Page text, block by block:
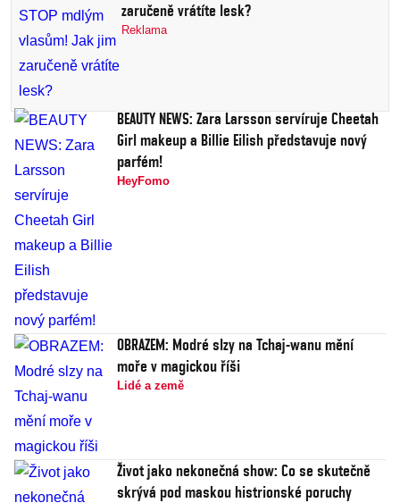
zaručeně vrátíte lesk?
Reklama
BEAUTY NEWS: Zara Larsson servíruje Cheetah
Girl makeup a Billie Eilish představuje nový
parfém!
HeyFomo
OBRAZEM: Modré slzy na Tchaj-wanu mění
moře v magickou říši
Lidé a země
Život jako nekonečná show: Co se skutečně
skrývá pod maskou histrionské poruchy